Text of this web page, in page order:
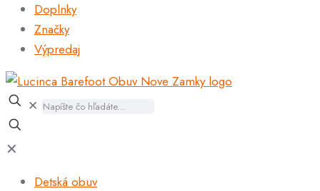
Doplnky
Značky
Výpredaj
✕
✕
Detská obuv